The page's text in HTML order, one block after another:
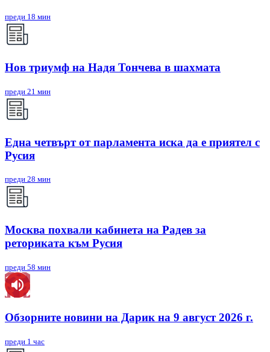
преди 18 мин
Нов триумф на Надя Тончева в шахмата
преди 21 мин
Една четвърт от парламента иска да е приятел с
Русия
преди 28 мин
Москва похвали кабинета на Радев за
реториката към Русия
преди 58 мин
Обзорните новини на Дарик на 9 август 2026 г.
преди 1 час